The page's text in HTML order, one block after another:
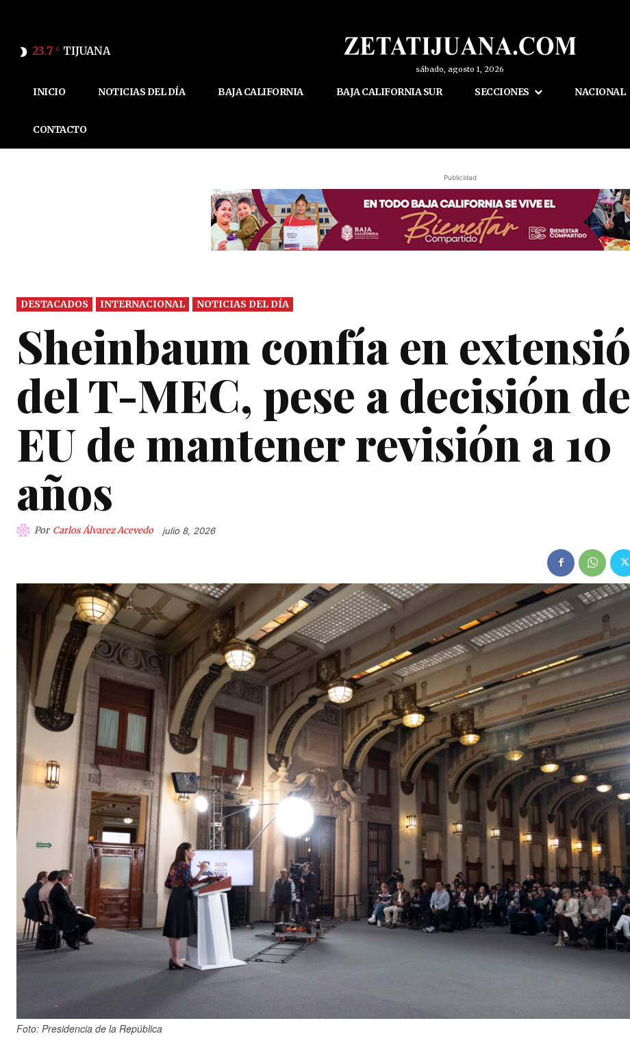
23.7 C TIJUANA
sábado, agosto 1, 2026
INICIO NOTICIAS DEL DÍA BAJA CALIFORNIA BAJA CALIFORNIA SUR SECCIONES NACIONAL
CONTACTO
Publicidad
DESTACADOS INTERNACIONAL NOTICIAS DEL DÍA
Sheinbaum confía en
del T-MEC, pese a decisión de
EU de mantener revisión a 10
años
Por Carlos Álvarez Acevedo julio 8, 2026
Foto: Presidencia de la República